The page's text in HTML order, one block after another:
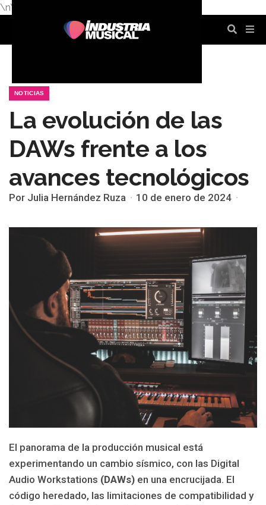
\n\n
NOTICIAS
La evolución de las
DAWs frente a los
avances tecnológicos
Por Julia Hernández Ruza 10 de enero de 2024
El panorama de la producción musical está
experimentando un cambio sísmico, con las Digital
Audio Workstations (DAWs) en una encrucijada. El
código heredado, las limitaciones de compatibilidad y